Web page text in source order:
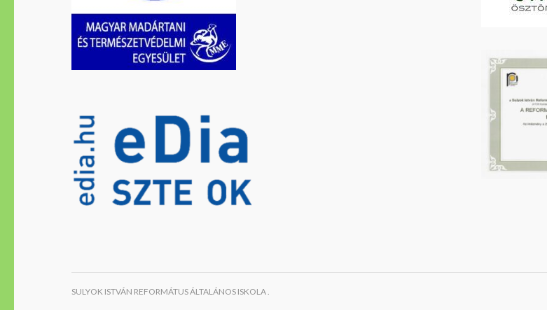
SULYOK ISTVÁN REFORMÁTUS ÁLTALÁNOS ISKOLA .